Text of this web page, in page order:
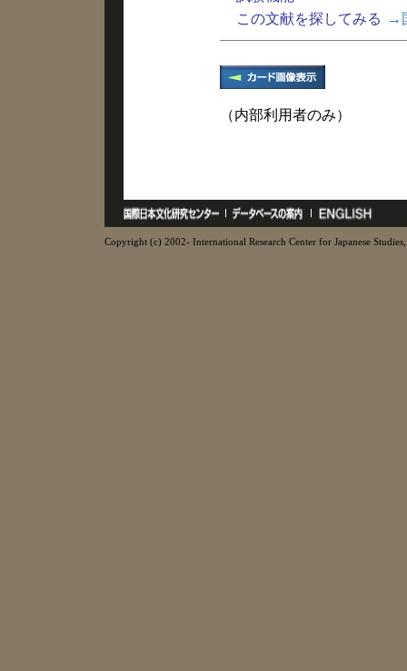
この文献を探してみる
→
（内部利用者のみ）
Copyright (c) 2002- International Research Center for Japanese